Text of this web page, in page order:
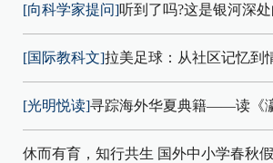
[向科学家提问]听到了吗?这是银河深
[国际教科文]拉美足球：从社区记忆到
[光明悦读]寻踪海外华夏典籍——读《
休而有育，知行共生 国外中小学春秋